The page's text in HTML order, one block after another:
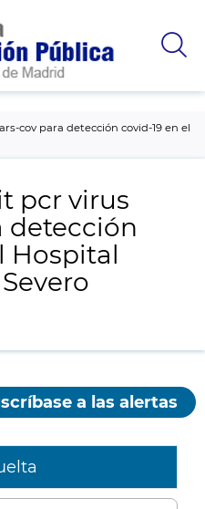
cov para detección covid-19 en el
pcr virus
detección
Hospital
a las alertas